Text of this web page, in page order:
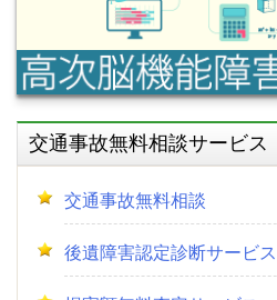
交通事故無料相談サービス
交通事故無料相談
後遺障害認定診断サービス